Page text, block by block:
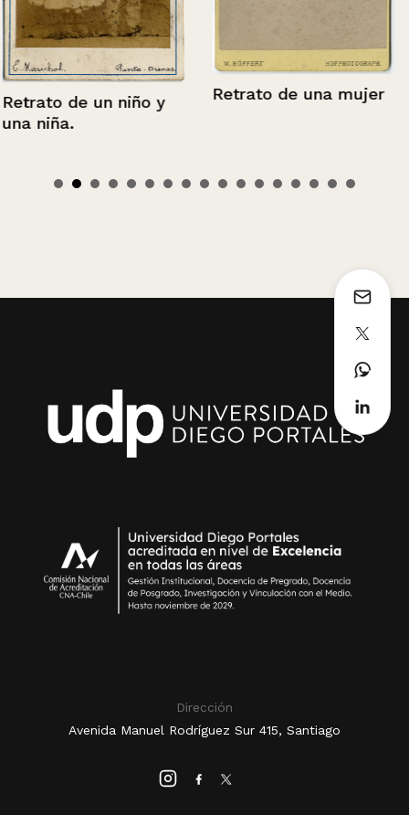
Retrato de un niño y
una niña.
Retrato de una mujer
Dirección
Avenida Manuel Rodríguez Sur 415, Santiago